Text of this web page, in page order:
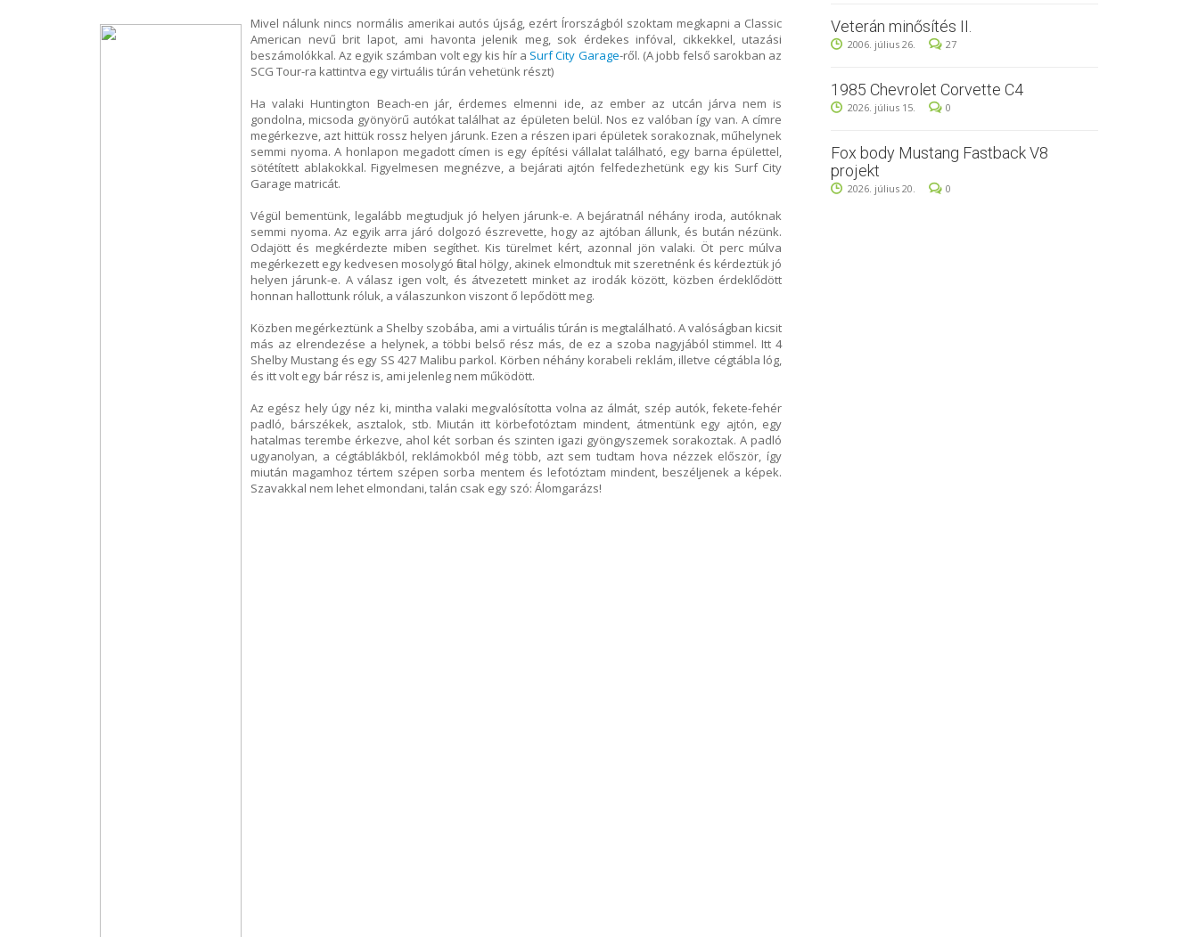
Mivel nálunk nincs normális amerikai autós újság, ezért Írországból szoktam megkapni a Classic
American nevű brit lapot, ami havonta jelenik meg, sok érdekes infóval, cikkekkel, utazási
beszámolókkal. Az egyik számban volt egy kis hír a Surf City Garage-ről. (A jobb felső sarokban az
SCG Tour-ra kattintva egy virtuális túrán vehetünk részt)
Ha valaki Huntington Beach-en jár, érdemes elmenni ide, az ember az utcán járva nem is
gondolna, micsoda gyönyörű autókat találhat az épületen belül. Nos ez valóban így van. A címre
megérkezve, azt hittük rossz helyen járunk. Ezen a részen ipari épületek sorakoznak, műhelynek
semmi nyoma. A honlapon megadott címen is egy építési vállalat található, egy barna épülettel,
sötétített ablakokkal. Figyelmesen megnézve, a bejárati ajtón felfedezhetünk egy kis Surf City
Garage matricát.
Végül bementünk, legalább megtudjuk jó helyen járunk-e. A bejáratnál néhány iroda, autóknak
semmi nyoma. Az egyik arra járó dolgozó észrevette, hogy az ajtóban állunk, és bután nézünk.
Odajött és megkérdezte miben segíthet. Kis türelmet kért, azonnal jön valaki. Öt perc múlva
megérkezett egy kedvesen mosolygó fiatal hölgy, akinek elmondtuk mit szeretnénk és kérdeztük jó
helyen járunk-e. A válasz igen volt, és átvezetett minket az irodák között, közben érdeklődött
honnan hallottunk róluk, a válaszunkon viszont ő lepődött meg.
Közben megérkeztünk a Shelby szobába, ami a virtuális túrán is megtalálható. A valóságban kicsit
más az elrendezése a helynek, a többi belső rész más, de ez a szoba nagyjából stimmel. Itt 4
Shelby Mustang és egy SS 427 Malibu parkol. Körben néhány korabeli reklám, illetve cégtábla lóg,
és itt volt egy bár rész is, ami jelenleg nem működött.
Az egész hely úgy néz ki, mintha valaki megvalósította volna az álmát, szép autók, fekete-fehér
padló, bárszékek, asztalok, stb. Miután itt körbefotóztam mindent, átmentünk egy ajtón, egy
hatalmas terembe érkezve, ahol két sorban és szinten igazi gyöngyszemek sorakoztak. A padló
ugyanolyan, a cégtáblákból, reklámokból még több, azt sem tudtam hova nézzek először, így
miután magamhoz tértem szépen sorba mentem és lefotóztam mindent, beszéljenek a képek.
Szavakkal nem lehet elmondani, talán csak egy szó: Álomgarázs!
Veterán minősítés II.
2006. július 26. 27
1985 Chevrolet Corvette C4
2026. július 15. 0
Fox body Mustang Fastback V8
projekt
2026. július 20. 0